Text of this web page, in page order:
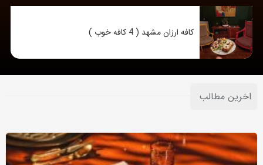
کافه ارزان مشهد ( 4 کافه خوب )
اخرین مطالب